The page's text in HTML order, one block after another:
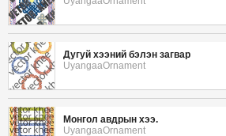
Дугуй хээний бэлэн загвар
UyangaaOrnament
Монгол авдрын хээ.
UyangaaOrnament